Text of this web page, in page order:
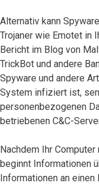
Alternativ kann
Trojaner wie Emotet in
Bericht im Blog von
TrickBot und andere
Spyware und andere
System infiziert ist,
personenbezogenen
betriebenen C&C-
Nachdem Ihr
beginnt Informationen
Informationen an einen